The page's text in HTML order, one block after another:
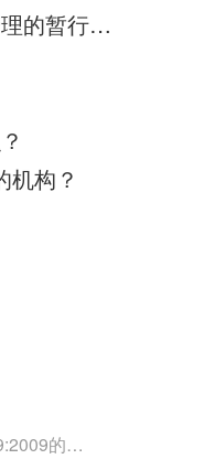
福建省人民政府颁发《关于加强市场工业iso体系证书质量监督检验与管理的暂行规定》的通知
机构？
的外